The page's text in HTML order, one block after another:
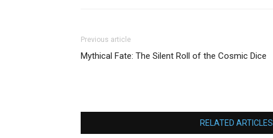
Previous article
Mythical Fate: The Silent Roll of the Cosmic Dice
RELATED ARTICLES